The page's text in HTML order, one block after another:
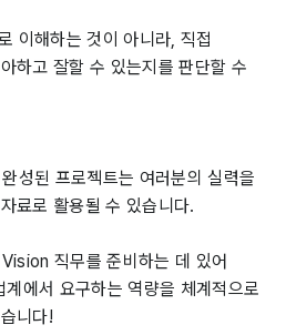
이해하는 것이 아니라, 직접
하고 잘할 수 있는지를 판단할 수
성된 프로젝트는 여러분의 실력을
료로 활용될 수 있습니다.
직무를 준비하는 데 있어
에서 요구하는 역량을 체계적으로
니다!